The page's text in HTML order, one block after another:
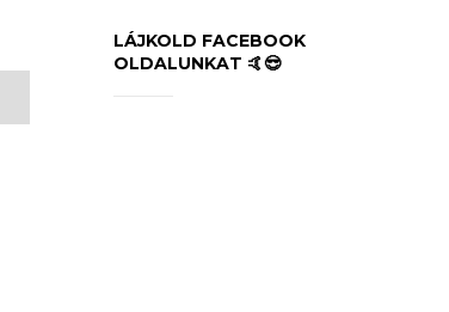
LÁJKOLD FACEBOOK
OLDALUNKAT 🤙😎